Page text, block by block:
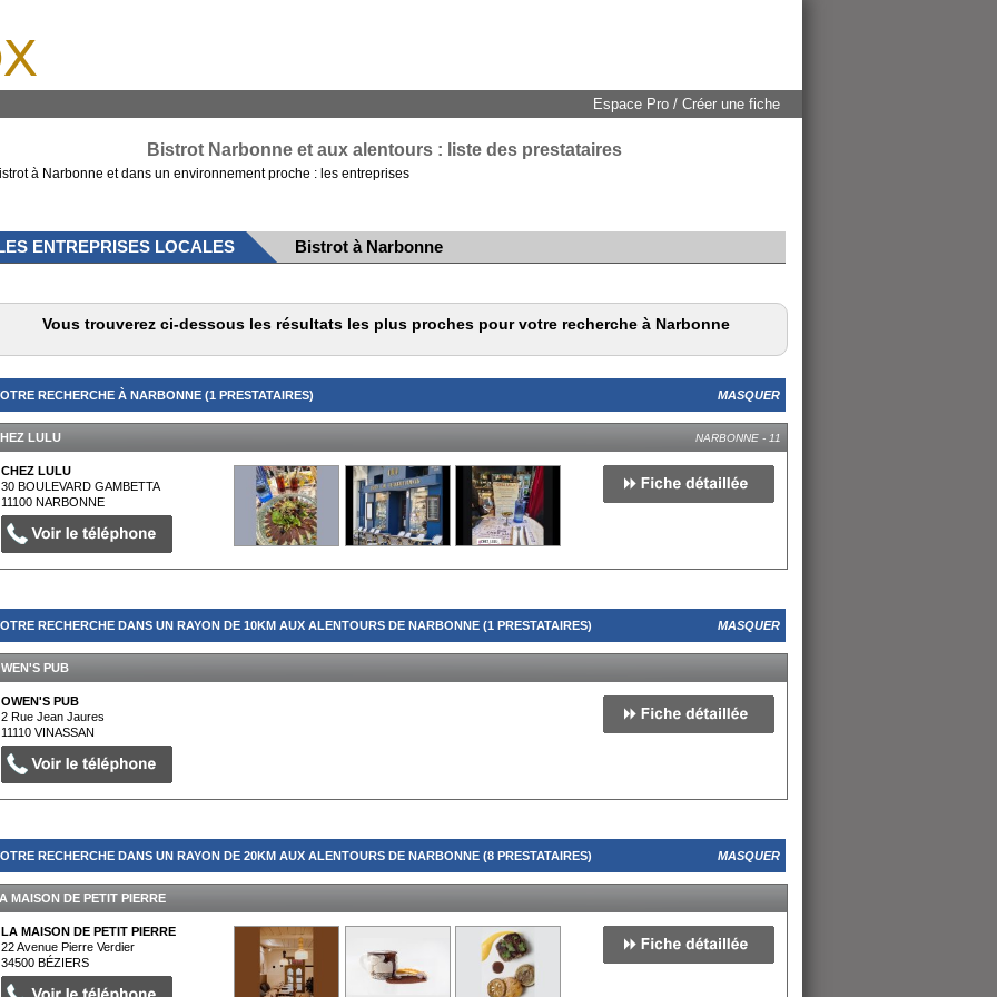
Espace Pro / Créer une fiche
Bistrot Narbonne et aux alentours : liste des prestataires
à Narbonne et dans un environnement proche : les entreprises
ENTREPRISES LOCALES Bistrot à Narbonne
Vous trouverez ci-dessous les résultats les plus proches pour votre recherche à Narbonne
RECHERCHE À NARBONNE (1 PRESTATAIRES) MASQUER
LULU NARBONNE - 11
CHEZ LULU
30 BOULEVARD GAMBETTA
11100NARBONNE
RECHERCHE DANS UN RAYON DE 10KM AUX ALENTOURS DE NARBONNE (1 PRESTATAIRES) MASQUER
PUB
OWEN'S PUB
2 Rue Jean Jaures
11110VINASSAN
RECHERCHE DANS UN RAYON DE 20KM AUX ALENTOURS DE NARBONNE (8 PRESTATAIRES) MASQUER
MAISON DE PETIT PIERRE
LA MAISON DE PETIT PIERRE
22 Avenue Pierre Verdier
34500BÉZIERS